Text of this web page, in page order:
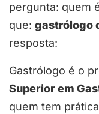
pergunta: quem
que: gastrólogo
resposta:
Gastrólogo é o
Superior em
quem tem